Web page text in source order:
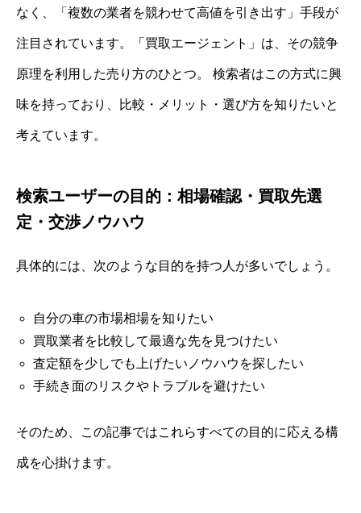
なく、「複数の業者を競わせて高値を引き出す」手段が
注目されています。「買取エージェント」は、その競争
原理を利用した売り方のひとつ。 検索者はこの方式に興
味を持っており、比較・メリット・選び方を知りたいと
考えています。
検索ユーザーの目的：相場確認・買取先選
定・交渉ノウハウ
具体的には、次のような目的を持つ人が多いでしょう。
自分の車の市場相場を知りたい
買取業者を比較して最適な先を見つけたい
査定額を少しでも上げたいノウハウを探したい
手続き面のリスクやトラブルを避けたい
そのため、この記事ではこれらすべての目的に応える構
成を心掛けます。